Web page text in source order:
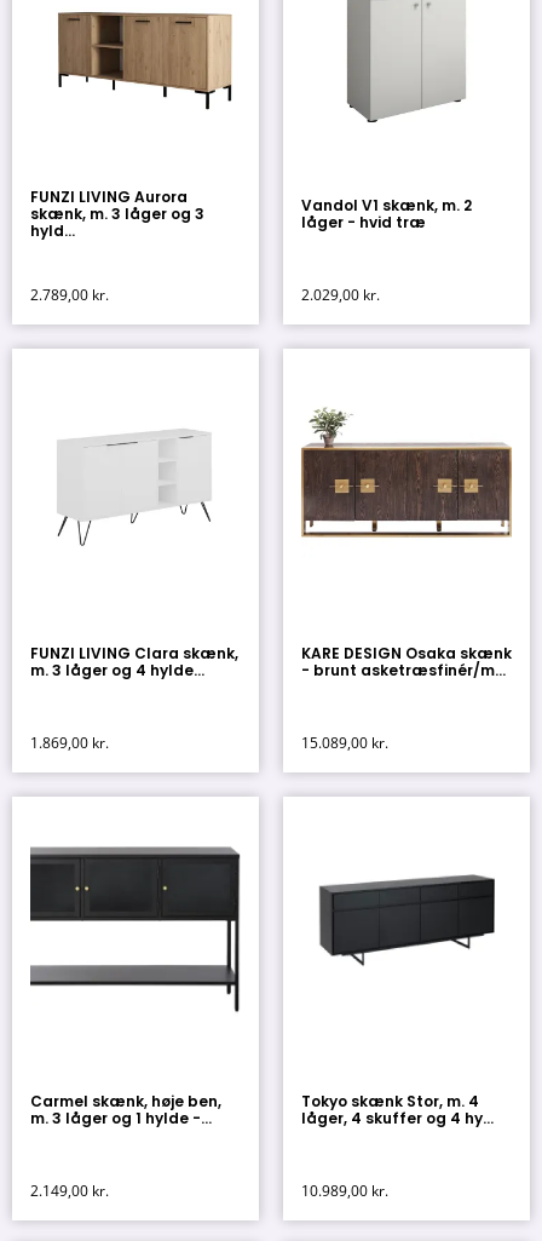
FUNZI LIVING Aurora
skænk, m. 3 låger og 3
hyld...
2.789,00 kr.
Vandol V1 skænk, m. 2
låger - hvid træ
2.029,00 kr.
FUNZI LIVING Clara skænk,
m. 3 låger og 4 hylde...
1.869,00 kr.
KARE DESIGN Osaka skænk
- brunt asketræsfinér/m...
15.089,00 kr.
Carmel skænk, høje ben,
m. 3 låger og 1 hylde -...
2.149,00 kr.
Tokyo skænk Stor, m. 4
låger, 4 skuffer og 4 hy...
10.989,00 kr.